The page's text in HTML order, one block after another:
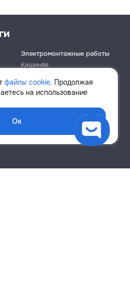
файлы cookie. Продолжая
на использование
Ок
Электромонтажные работы
Кишинёв
Ботаника
Бельцы